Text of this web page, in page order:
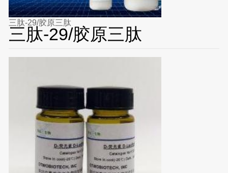
三肽-29/胶原三肽
三肽-29/胶原三肽